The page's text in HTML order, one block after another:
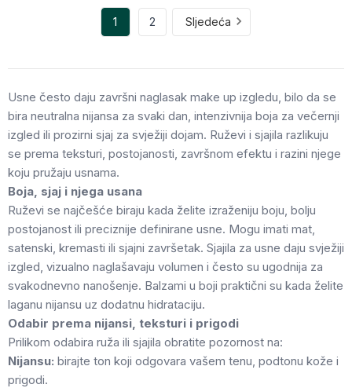
1 2 Sljedeća
Usne često daju završni naglasak make up izgledu, bilo da se
bira neutralna nijansa za svaki dan, intenzivnija boja za večernji
izgled ili prozirni sjaj za svježiji dojam. Ruževi i sjajila razlikuju
se prema teksturi, postojanosti, završnom efektu i razini njege
koju pružaju usnama.
Boja, sjaj i njega usana
Ruževi se najčešće biraju kada želite izraženiju boju, bolju
postojanost ili preciznije definirane usne. Mogu imati mat,
satenski, kremasti ili sjajni završetak. Sjajila za usne daju svježiji
izgled, vizualno naglašavaju volumen i često su ugodnija za
svakodnevno nanošenje. Balzami u boji praktični su kada želite
laganu nijansu uz dodatnu hidrataciju.
Odabir prema nijansi, teksturi i prigodi
Prilikom odabira ruža ili sjajila obratite pozornost na:
Nijansu: birajte ton koji odgovara vašem tenu, podtonu kože i
prigodi.